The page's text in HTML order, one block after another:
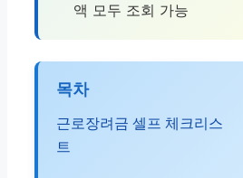
액 모두 조회 가능
목차
근로장려금 셀프 체크리스
트